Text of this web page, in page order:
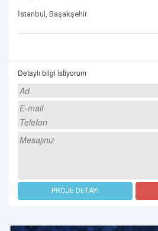
İstanbul, Başakşehir
Detaylı bilgi istiyorum
PROJE DETAYI